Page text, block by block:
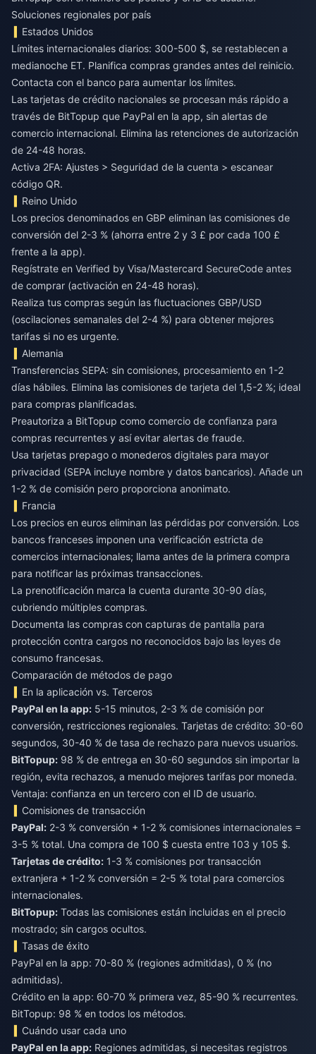
Soluciones regionales por país
Estados Unidos
Límites internacionales diarios: 300-500 $, se restablecen a
medianoche ET. Planifica compras grandes antes del reinicio.
Contacta con el banco para aumentar los límites.
Las tarjetas de crédito nacionales se procesan más rápido a
través de BitTopup que PayPal en la app, sin alertas de
comercio internacional. Elimina las retenciones de autorización
de 24-48 horas.
Activa 2FA: Ajustes > Seguridad de la cuenta > escanear
código QR.
Reino Unido
Los precios denominados en GBP eliminan las comisiones de
conversión del 2-3 % (ahorra entre 2 y 3 £ por cada 100 £
frente a la app).
Regístrate en Verified by Visa/Mastercard SecureCode antes
de comprar (activación en 24-48 horas).
Realiza tus compras según las fluctuaciones GBP/USD
(oscilaciones semanales del 2-4 %) para obtener mejores
tarifas si no es urgente.
Alemania
Transferencias SEPA: sin comisiones, procesamiento en 1-2
días hábiles. Elimina las comisiones de tarjeta del 1,5-2 %; ideal
para compras planificadas.
Preautoriza a BitTopup como comercio de confianza para
compras recurrentes y así evitar alertas de fraude.
Usa tarjetas prepago o monederos digitales para mayor
privacidad (SEPA incluye nombre y datos bancarios). Añade un
1-2 % de comisión pero proporciona anonimato.
Francia
Los precios en euros eliminan las pérdidas por conversión. Los
bancos franceses imponen una verificación estricta de
comercios internacionales; llama antes de la primera compra
para notificar las próximas transacciones.
La prenotificación marca la cuenta durante 30-90 días,
cubriendo múltiples compras.
Documenta las compras con capturas de pantalla para
protección contra cargos no reconocidos bajo las leyes de
consumo francesas.
Comparación de métodos de pago
En la aplicación vs. Terceros
PayPal en la app: 5-15 minutos, 2-3 % de comisión por
conversión, restricciones regionales. Tarjetas de crédito: 30-60
segundos, 30-40 % de tasa de rechazo para nuevos usuarios.
BitTopup: 98 % de entrega en 30-60 segundos sin importar la
región, evita rechazos, a menudo mejores tarifas por moneda.
Ventaja: confianza en un tercero con el ID de usuario.
Comisiones de transacción
PayPal: 2-3 % conversión + 1-2 % comisiones internacionales =
3-5 % total. Una compra de 100 $ cuesta entre 103 y 105 $.
Tarjetas de crédito: 1-3 % comisiones por transacción
extranjera + 1-2 % conversión = 2-5 % total para comercios
internacionales.
BitTopup: Todas las comisiones están incluidas en el precio
mostrado; sin cargos ocultos.
Tasas de éxito
PayPal en la app: 70-80 % (regiones admitidas), 0 % (no
admitidas).
Crédito en la app: 60-70 % primera vez, 85-90 % recurrentes.
BitTopup: 98 % en todos los métodos.
Cuándo usar cada uno
PayPal en la app: Regiones admitidas, si necesitas registros